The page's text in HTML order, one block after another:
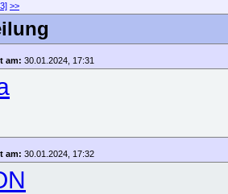
>>
am: 30.01.2024, 17:31
am: 30.01.2024, 17:32